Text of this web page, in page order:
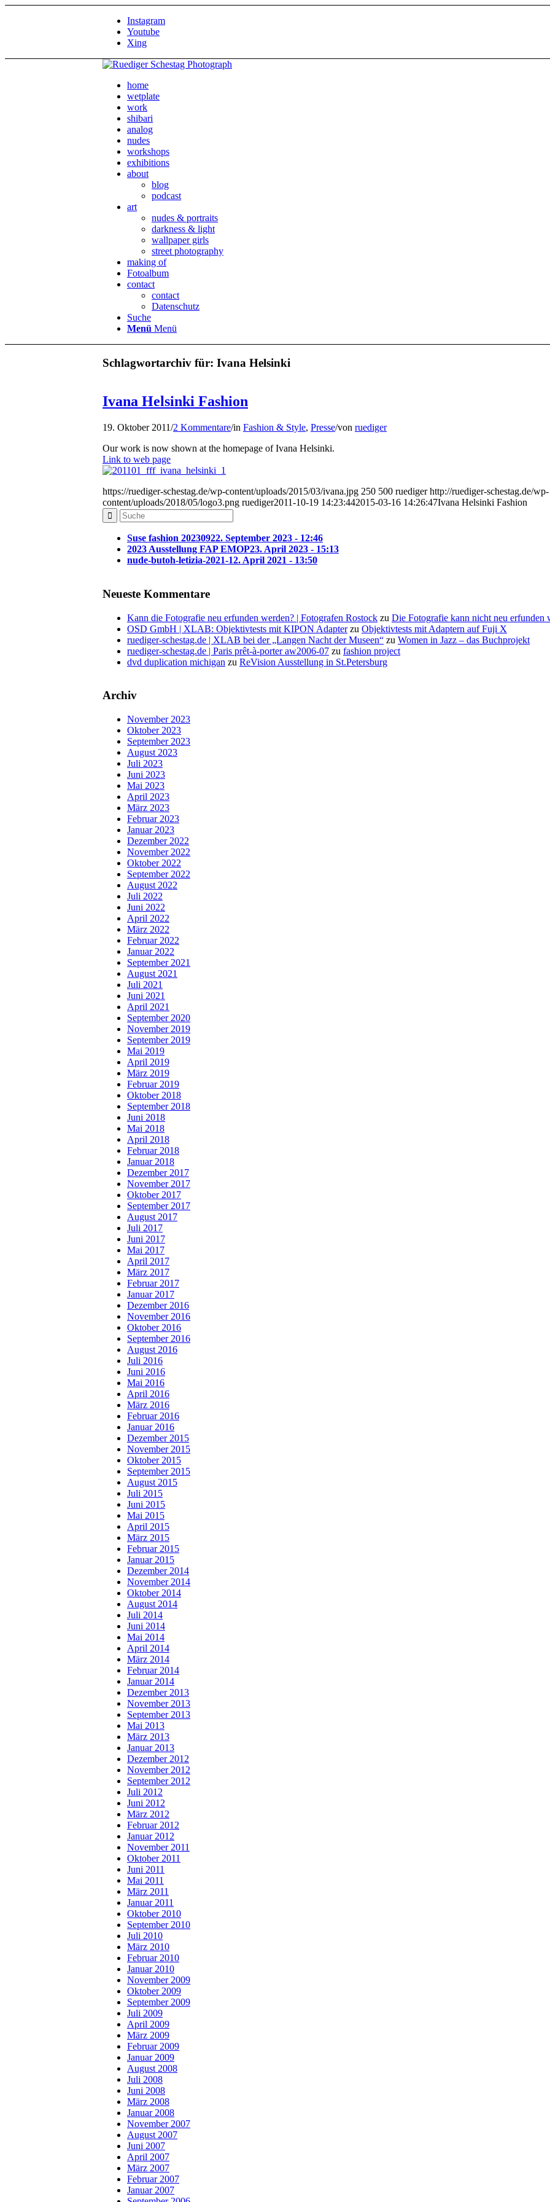
Instagram
Youtube
Xing
home
wetplate
work
shibari
analog
nudes
workshops
exhibitions
about
blog
podcast
art
nudes & portraits
darkness & light
wallpaper girls
street photography
making of
Fotoalbum
contact
contact
Datenschutz
Suche
Menü Menü
Schlagwortarchiv für: Ivana Helsinki
Ivana Helsinki Fashion
19. Oktober 2011/2 Kommentare/in Fashion & Style, Presse/von ruediger
Our work is now shown at the homepage of Ivana Helsinki.
Link to web page
https://ruediger-schestag.de/wp-content/uploads/2015/03/ivana.jpg 250 500 ruediger http://ruediger-schestag.de/wp-
content/uploads/2018/05/logo3.png ruediger2011-10-19 14:23:442015-03-16 14:26:47Ivana Helsinki Fashion
Suse fashion 20230922. September 2023 - 12:46
2023 Ausstellung FAP EMOP23. April 2023 - 15:13
nude-butoh-letizia-2021-12. April 2021 - 13:50
Neueste Kommentare
Kann die Fotografie neu erfunden werden? | Fotografen Rostock zu Die Fotografie kann nicht neu erfunden
OSD GmbH | XLAB: Objektivtests mit KIPON Adapterzu Objektivtests mit Adaptern auf Fuji X
ruediger-schestag.de | XLAB bei der „Langen Nacht der Museen“ zu Women in Jazz – das Buchprojekt
ruediger-schestag.de | Paris prêt-à-porter aw2006-07 zu fashion project
dvd duplication michigan zu ReVision Ausstellung in St.Petersburg
Archiv
November 2023
Oktober 2023
September 2023
August 2023
Juli 2023
Juni 2023
Mai 2023
April 2023
März 2023
Februar 2023
Januar 2023
Dezember 2022
November 2022
Oktober 2022
September 2022
August 2022
Juli 2022
Juni 2022
April 2022
März 2022
Februar 2022
Januar 2022
September 2021
August 2021
Juli 2021
Juni 2021
April 2021
September 2020
November 2019
September 2019
Mai 2019
April 2019
März 2019
Februar 2019
Oktober 2018
September 2018
Juni 2018
Mai 2018
April 2018
Februar 2018
Januar 2018
Dezember 2017
November 2017
Oktober 2017
September 2017
August 2017
Juli 2017
Juni 2017
Mai 2017
April 2017
März 2017
Februar 2017
Januar 2017
Dezember 2016
November 2016
Oktober 2016
September 2016
August 2016
Juli 2016
Juni 2016
Mai 2016
April 2016
März 2016
Februar 2016
Januar 2016
Dezember 2015
November 2015
Oktober 2015
September 2015
August 2015
Juli 2015
Juni 2015
Mai 2015
April 2015
März 2015
Februar 2015
Januar 2015
Dezember 2014
November 2014
Oktober 2014
August 2014
Juli 2014
Juni 2014
Mai 2014
April 2014
März 2014
Februar 2014
Januar 2014
Dezember 2013
November 2013
September 2013
Mai 2013
März 2013
Januar 2013
Dezember 2012
November 2012
September 2012
Juli 2012
Juni 2012
März 2012
Februar 2012
Januar 2012
November 2011
Oktober 2011
Juni 2011
Mai 2011
März 2011
Januar 2011
Oktober 2010
September 2010
Juli 2010
März 2010
Februar 2010
Januar 2010
November 2009
Oktober 2009
September 2009
Juli 2009
April 2009
März 2009
Februar 2009
Januar 2009
August 2008
Juli 2008
Juni 2008
März 2008
Januar 2008
November 2007
August 2007
Juni 2007
April 2007
März 2007
Februar 2007
Januar 2007